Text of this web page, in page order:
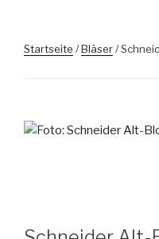
Startseite /Bläser/